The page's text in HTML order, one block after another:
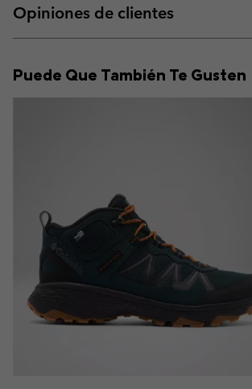
Opiniones de clientes
Puede Que También Te Gusten